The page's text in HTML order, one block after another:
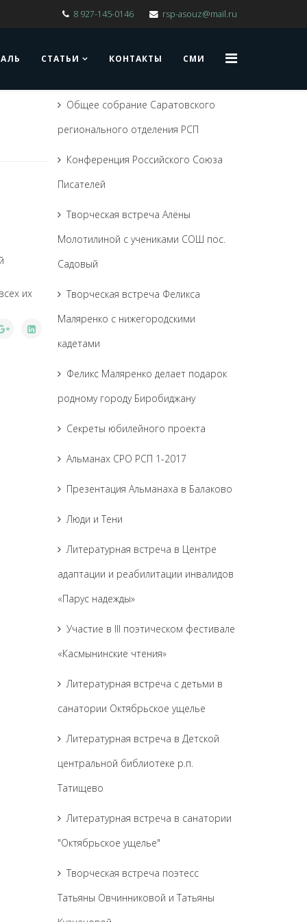
8 927-145-0146 rsp-asouz@mail.ru
СТАТЬИ КОНТАКТЫ СМИ
их
Общее собрание Саратовского
регионального отделения РСП
Конференция Российского Союза
Писателей
Творческая встреча Алёны
Молотилиной с учениками СОШ пос.
Садовый
Творческая встреча Феликса
Маляренко с нижегородскими
кадетами
Феликс Маляренко делает подарок
родному городу Биробиджану
Секреты юбилейного проекта
Альманах СРО РСП 1-2017
Презентация Альманаха в Балаково
Люди и Тени
Литературная встреча в Центре
адаптации и реабилитации инвалидов
«Парус надежды»
Участие в III поэтическом фестивале
«Касмынинские чтения»
Литературная встреча с детьми в
санатории Октябрьское ущелье
Литературная встреча в Детской
центральной библиотеке р.п.
Татищево
Литературная встреча в санатории
"Октябрьское ущелье"
Творческая встреча поэтесс
Татьяны Овчинниковой и Татьяны